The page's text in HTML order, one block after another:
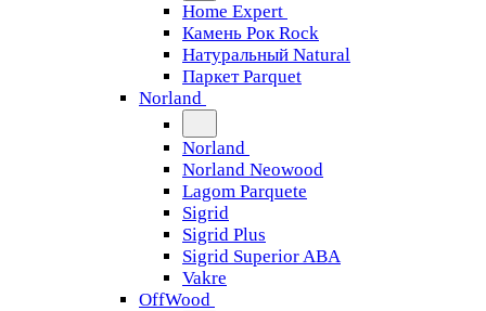
Home Expert
Камень Рок Rock
Натуральный Natural
Паркет Parquet
Norland
Norland
Norland Neowood
Lagom Parquete
Sigrid
Sigrid Plus
Sigrid Superior ABA
Vakre
OffWood